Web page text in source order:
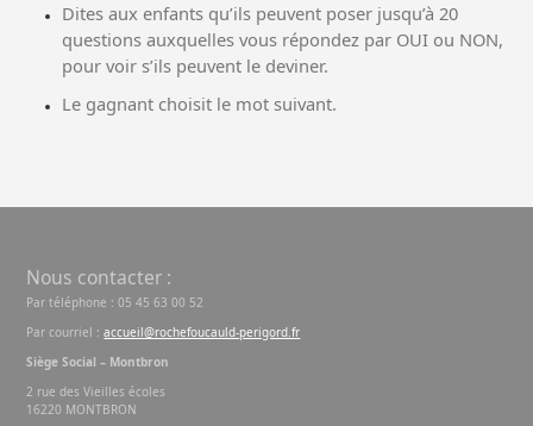
Dites aux enfants qu’ils peuvent poser jusqu’à 20
questions auxquelles vous répondez par OUI ou NON,
pour voir s’ils peuvent le deviner.
Le gagnant choisit le mot suivant.
Nous contacter :
Par téléphone : 05 45 63 00 52
Par courriel :accueil@rochefoucauld-perigord.fr
Siège Social – Montbron
2 rue des Vieilles écoles
16220 MONTBRON